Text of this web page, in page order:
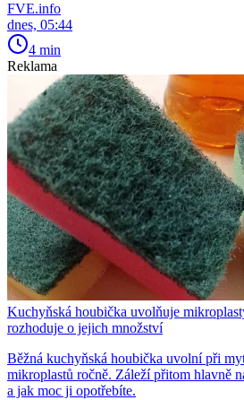
FVE.info
dnes, 05:44
4 min
Reklama
Kuchyňská houbička uvolňuje
rozhoduje o jejich množství
Běžná kuchyňská houbička uvolní při
mikroplastů ročně. Záleží přitom hlavně
a jak moc ji opotřebíte.